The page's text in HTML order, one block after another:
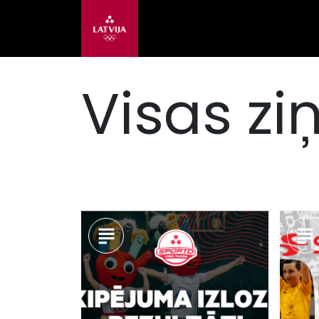
Visas